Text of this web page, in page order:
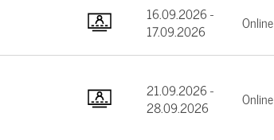
16.09.2026 -
17.09.2026
Online
21.09.2026 -
28.09.2026
Online